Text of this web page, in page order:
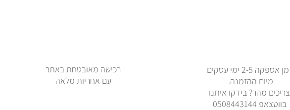
רכישה מאובטחת באתר
עם אחריות מלאה
זמן אספקה 2-5 ימי עסקים
מיום ההזמנה.
צריכים מהר? בידקו איתנו
בווטצאפ 0508443144